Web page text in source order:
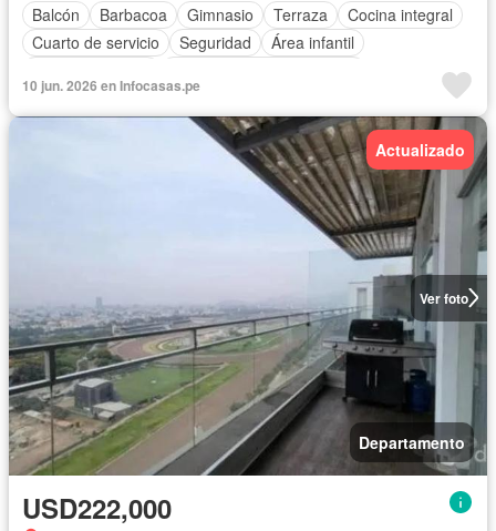
Balcón
Barbacoa Gimnasio Terraza
Cocina integral
Cuarto de servicio
Seguridad
Área infantil
10 jun. 2026 en Infocasas.pe
Ver foto
Actualizado
Departamento
USD222,000